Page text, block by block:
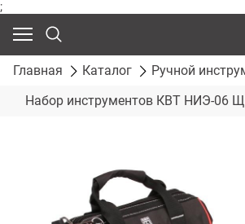
;
Главная Каталог Ручной
Набор инструментов КВТ НИЭ-06